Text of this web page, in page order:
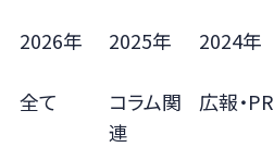
2026年 2025年 2024年
全て
コラム関
連
広報・PR